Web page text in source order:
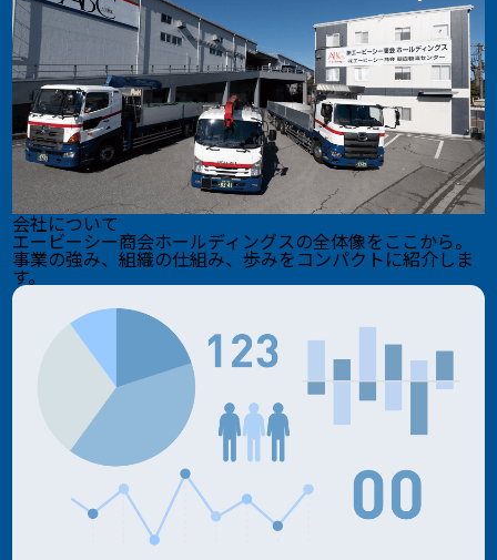
会社について
エービーシー商会ホールディングスの全体像をここから。
事業の強み、組織の仕組み、歩みをコンパクトに紹介しま
す。